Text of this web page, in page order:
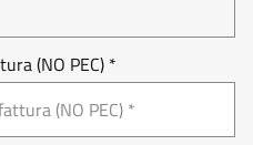
(NO PEC) *